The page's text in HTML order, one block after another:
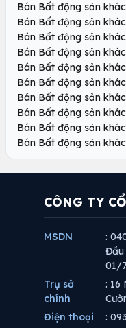
Bán Bất động sản khác
Bán Bất động sản khác
Bán Bất động sản khác
Bán Bất động sản khác
Bán Bất động sản khác
Bán Bất động sản khác
Bán Bất động sản khác
Bán Bất động sản khác
Bán Bất động sản khác
Bán Bất động sản khác
CÔNG TY
MSDN
:
Đầu
01/
Trụ sở
chính
: 16
Điện thoại
: